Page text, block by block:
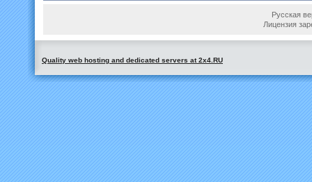
Русская
Лицензия
Quality web hosting and dedicated servers at 2x4.RU